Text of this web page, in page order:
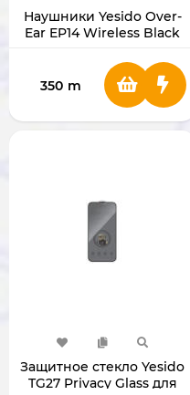
Наушники Yesido Over-
Ear EP14 Wireless Black
350 m
Защитное стекло Yesido
TG27 Privacy Glass для